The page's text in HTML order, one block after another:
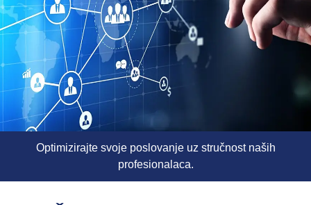
Optimizirajte svoje poslovanje uz stručnost naših
profesionalaca.